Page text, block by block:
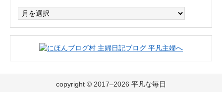
イ
copyright © 2017–2026 平凡な毎日